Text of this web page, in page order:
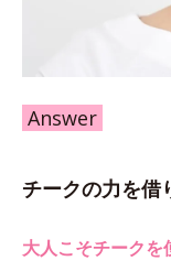
Answer
チークの力を借
大人こそチークを